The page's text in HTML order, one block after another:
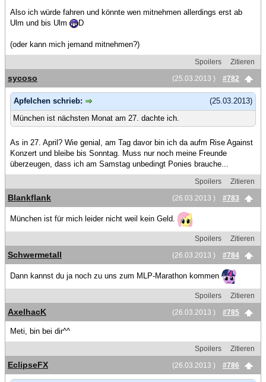
Also ich würde fahren und könnte wen mitnehmen allerdings erst ab
Ulm und bis Ulm
D
(oder kann mich jemand mitnehmen?)
Spoilers
Zitieren
(25.03.2013 )
#782
sycoso
(25.03.2013)
Apfelchen schrieb:
München ist nächsten Monat am 27. dachte ich.
As in 27. April? Wie genial, am Tag davor bin ich da aufm Rise Against
Konzert und bleibe bis Sonntag. Muss nur noch meine Freunde
überzeugen, dass ich am Samstag unbedingt Ponies brauche...
Spoilers
Zitieren
(26.03.2013 )
#783
Blankflank
München ist für mich leider nicht weil kein Geld.
Spoilers
Zitieren
(26.03.2013 )
#784
Schwermetall
Dann kannst du ja noch zu uns zum MLP-Marathon kommen
Spoilers
Zitieren
(26.03.2013 )
#785
AxelhacK
Meti, bin bei dir^^
Spoilers
Zitieren
(26.03.2013 )
#786
EclipseFX